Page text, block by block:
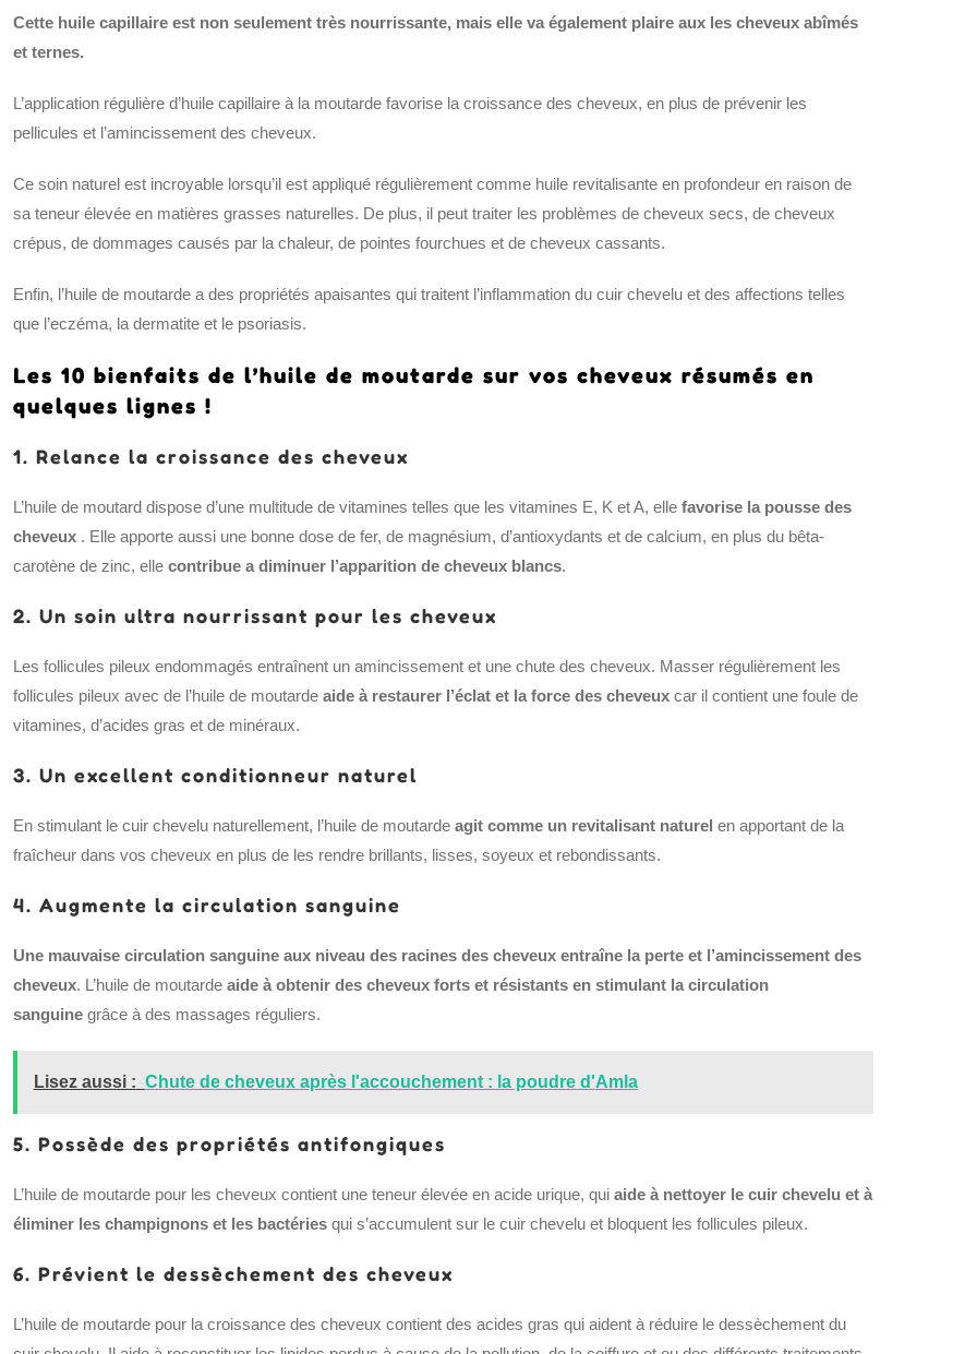
Cette huile capillaire est non seulement très nourrissante, mais elle va également plaire aux les cheveux abîmés
et ternes.
L’application régulière d’huile capillaire à la moutarde favorise la croissance des cheveux, en plus de prévenir les
pellicules et l’amincissement des cheveux.
Ce soin naturel est incroyable lorsqu’il est appliqué régulièrement comme huile revitalisante en profondeur en raison de
sa teneur élevée en matières grasses naturelles. De plus, il peut traiter les problèmes de cheveux secs, de cheveux
crépus, de dommages causés par la chaleur, de pointes fourchues et de cheveux cassants.
Enfin, l’huile de moutarde a des propriétés apaisantes qui traitent l’inflammation du cuir chevelu et des affections telles
que l’eczéma, la dermatite et le psoriasis.
Les 10 bienfaits de l’huile de moutarde sur vos cheveux résumés en
quelques lignes !
1. Relance la croissance des cheveux
L’huile de moutard dispose d’une multitude de vitamines telles que les vitamines E, K et A, elle favorise la pousse des
cheveux. Elle apporte aussi une bonne dose de fer, de magnésium, d’antioxydants et de calcium, en plus du bêta-
carotène de zinc, elle contribue a diminuer l’apparition de cheveux blancs.
2. Un soin ultra nourrissant pour les cheveux
Les follicules pileux endommagés entraînent un amincissement et une chute des cheveux. Masser régulièrement les
follicules pileux avec de l’huile de moutarde aide à restaurer l’éclat et la force des cheveuxcar il contient une foule de
vitamines, d’acides gras et de minéraux.
3. Un excellent conditionneur naturel
En stimulant le cuir chevelu naturellement, l’huile de moutarde agit comme un revitalisant naturel en apportant de la
fraîcheur dans vos cheveux en plus de les rendre brillants, lisses, soyeux et rebondissants.
4. Augmente la circulation sanguine
Une mauvaise circulation sanguine aux niveau des racines des cheveux entraîne la perte et l’amincissement des
cheveux. L’huile de moutarde aide à obtenir des cheveux forts et résistants en stimulant la circulation
sanguinegrâce à des massages réguliers.
Lisez aussi : Chute de cheveux après l'accouchement : la poudre d'Amla
5. Possède des propriétés antifongiques
L’huile de moutarde pour les cheveux contient une teneur élevée en acide urique, qui aide à nettoyer le cuir chevelu et à
éliminer les champignons et les bactériesqui s’accumulent sur le cuir chevelu et bloquent les follicules pileux.
6. Prévient le dessèchement des cheveux
L’huile de moutarde pour la croissance des cheveux contient des acides gras qui aident à réduire le dessèchement du